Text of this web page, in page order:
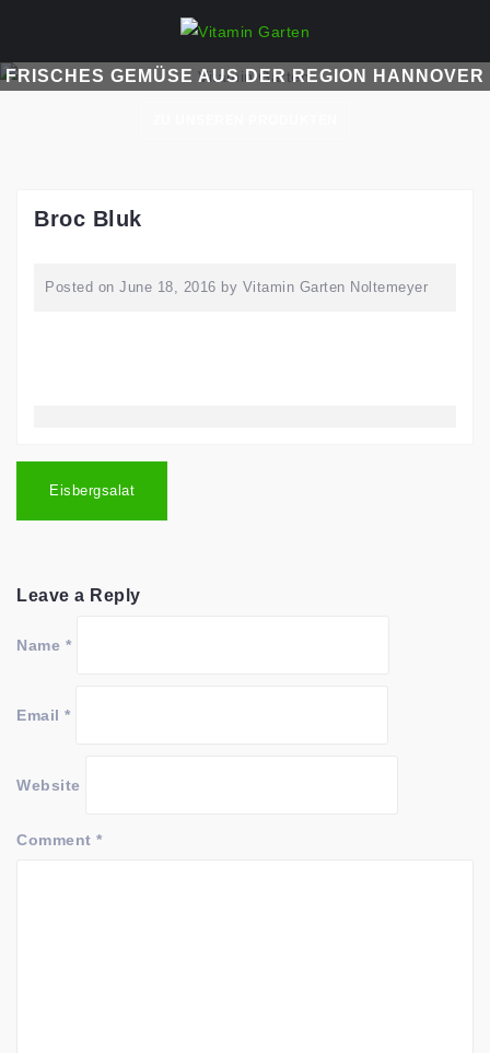
content
FRISCHES GEMÜSE AUS DER REGION HANNOVER
Broc Bluk
Posted on June 18, 2016 by Vitamin Garten Noltemeyer
navigation
Eisbergsalat
Leave a Reply
Name *
Email *
Website
Comment *